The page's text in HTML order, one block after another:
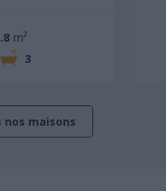
m²
3
maisons